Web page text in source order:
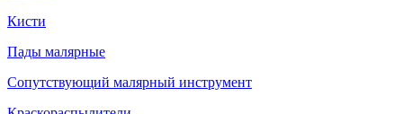
Кисти
Пады малярные
Сопутствующий малярный инструмент